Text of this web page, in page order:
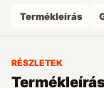
Termékleírás
RÉSZLETEK